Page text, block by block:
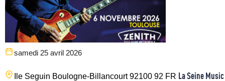
samedi 25 avril 2026
Ile Seguin Boulogne-Billancourt 92100 92 FR La Seine